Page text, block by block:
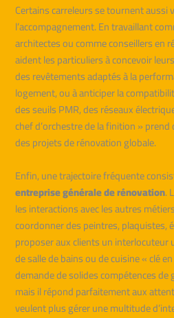
Certains carreleurs se tournent aussi
l’accompagnement. En travaillant
architectes ou comme conseillers en
aident les particuliers à concevoir
des revêtements adaptés à la
logement, ou à anticiper la
des seuils PMR, des réseaux
chef d’orchestre de la finition » prend
des projets de rénovation globale.
Enfin, une trajectoire fréquente
entreprise générale de rénovation.
les interactions avec les autres
coordonner des peintres, plaquistes,
proposer aux clients un
de salle de bains ou de cuisine « clé
demande de solides compétences
mais il répond parfaitement aux
veulent plus gérer une multitude